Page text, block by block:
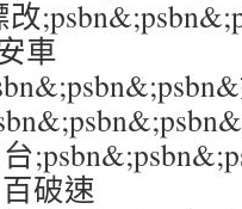
車
破速